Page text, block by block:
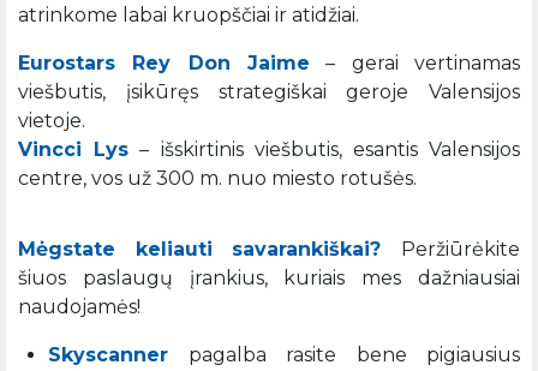
atrinkome labai kruopščiai ir atidžiai.
Eurostars Rey Don Jaime – gerai vertinamas
viešbutis, įsikūręs strategiškai geroje Valensijos
vietoje.
Vincci Lys – išskirtinis viešbutis, esantis Valensijos
centre, vos už 300 m. nuo miesto rotušės.
Mėgstate keliauti savarankiškai?
Peržiūrėkite
šiuos paslaugų įrankius, kuriais mes dažniausiai
naudojamės!
Skyscanner pagalba rasite bene pigiausius